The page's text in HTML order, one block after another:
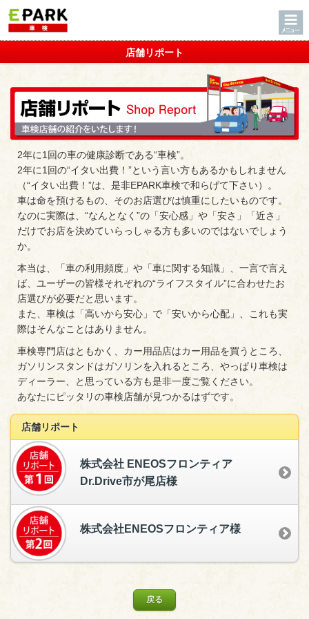
店舗リポート
2年に1回の車の健康診断である“車検”。
2年に1回の“イタい出費！”という言い方もあるかもしれません
（“イタい出費！”は、是非EPARK車検で和らげて下さい）。
車は命を預けるもの、そのお店選びは慎重にしたいものです。
なのに実際は、“なんとなく”の「安心感」や「安さ」「近さ」
だけでお店を決めていらっしゃる方も多いのではないでしょう
か。
本当は、「車の利用頻度」や「車に関する知識」、一言で言え
ば、ユーザーの皆様それぞれの“ライフスタイル”に合わせたお
店選びが必要だと思います。
また、車検は「高いから安心」で「安いから心配」、これも実
際はそんなことはありません。
車検専門店はともかく、カー用品店はカー用品を買うところ、
ガソリンスタンドはガソリンを入れるところ、やっぱり車検は
ディーラー、と思っている方も是非一度ご覧ください。
あなたにピッタリの車検店舗が見つかるはずです。
店舗リポート
株式会社 ENEOSフロンティア
Dr.Drive市が尾店様
株式会社ENEOSフロンティア様
戻る